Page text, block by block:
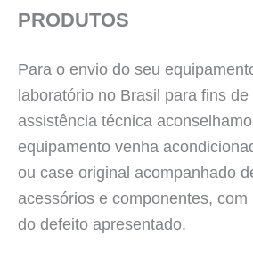
PRODUTOS
Para o envio do seu
laboratório no Brasil para fins
assistência técnica
equipamento venha
ou case original acompanhado
acessórios e componentes,
do defeito apresentado.